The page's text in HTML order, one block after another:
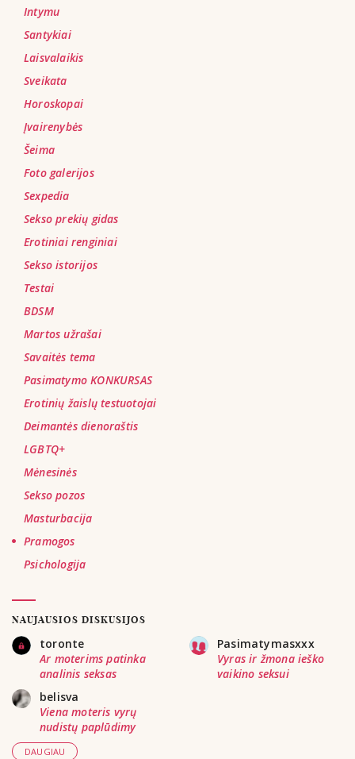
Intymu
Santykiai
Laisvalaikis
Sveikata
Horoskopai
Įvairenybės
Šeima
Foto galerijos
Sexpedia
Sekso prekių gidas
Erotiniai renginiai
Sekso istorijos
Testai
BDSM
Martos užrašai
Savaitės tema
Pasimatymo KONKURSAS
Erotinių žaislų testuotojai
Deimantės dienoraštis
LGBTQ+
Mėnesinės
Sekso pozos
Masturbacija
Pramogos
Psichologija
NAUJAUSIOS DISKUSIJOS
toronte
Ar moterims patinka
analinis seksas
Pasimatymasxxx
Vyras ir žmona ieško
vaikino seksui
belisva
Viena moteris vyrų
nudistų paplūdimy
DAUGIAU